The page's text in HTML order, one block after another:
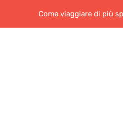
Come viaggiare di più